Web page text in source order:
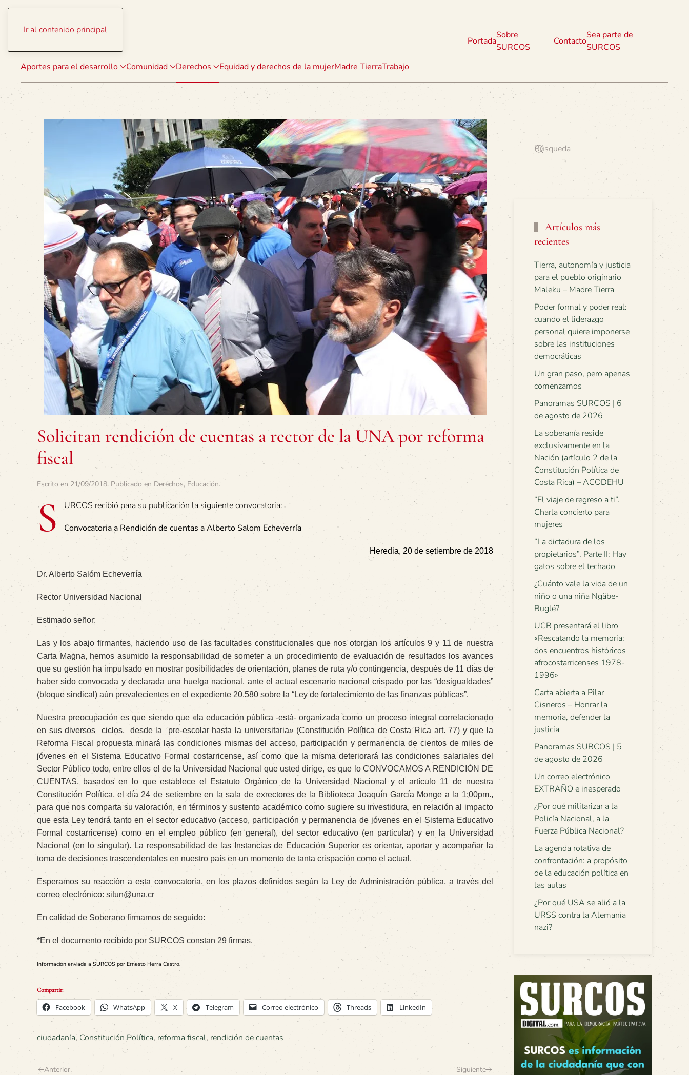
Ir al contenido principal
Aportes para el desarrollo Comunidad Derechos Equidad y derechos de la mujerMadre TierraTrabajo
Portada
Sobre
SURCOS
Contacto
Sea parte de
SURCOS
Solicitan rendición de cuentas a rector de la UNA por reforma
fiscal
Escrito en 21/09/2018. Publicado en Derechos, Educación.
S
URCOS recibió para su publicación la siguiente convocatoria:
Convocatoria a Rendición de cuentas a Alberto Salom Echeverría
Heredia, 20 de setiembre de 2018
Dr. Alberto Salóm Echeverría
Rector Universidad Nacional
Estimado señor:
Las y los abajo firmantes, haciendo uso de las facultades constitucionales que nos otorgan los artículos 9 y 11 de nuestra
Carta Magna, hemos asumido la responsabilidad de someter a un procedimiento de evaluación de resultados los avances
que su gestión ha impulsado en mostrar posibilidades de orientación, planes de ruta y/o contingencia, después de 11 días de
haber sido convocada y declarada una huelga nacional, ante el actual escenario nacional crispado por las “desigualdades”
(bloque sindical) aún prevalecientes en el expediente 20.580 sobre la “Ley de fortalecimiento de las finanzas públicas”.
Nuestra preocupación es que siendo que «la educación pública-está- organizada como un proceso integral correlacionado
en sus diversos
ciclos, desde la pre-escolar hasta la universitaria» (Constitución Política de Costa Rica art. 77) y que la
Reforma Fiscal propuesta minará las condiciones mismas del acceso, participación y permanencia de cientos de miles de
jóvenes en el Sistema Educativo Formal costarricense, así como que la misma deteriorará las condiciones salariales del
Sector Público todo, entre ellos el de la Universidad Nacional que usted dirige, es que lo CONVOCAMOS A RENDICIÓN DE
CUENTAS, basados en lo que establece el Estatuto Orgánico de la Universidad Nacional y el artículo 11 de nuestra
Constitución Política, el día 24 de setiembre en la sala de exrectores de la Biblioteca Joaquín García Monge a la 1:00pm.,
para que nos comparta su valoración, en términos y sustento académico como sugiere su investidura, en relación al impacto
que esta Ley tendrá tanto en el sector educativo (acceso, participación y permanencia de jóvenes en el Sistema Educativo
Formal costarricense) como en el empleo público (en general), del sector educativo (en particular) y en la Universidad
Nacional (en lo singular). La responsabilidad de las Instancias de Educación Superior es orientar, aportar y acompañar la
toma de decisiones trascendentales en nuestro país en un momento de tanta crispación como el actual.
Esperamos su reacción a esta convocatoria, en los plazos definidos según la Ley de Administración pública, a través del
correo electrónico: situn@una.cr
En calidad de Soberano firmamos de seguido:
*En el documento recibido por SURCOS constan 29 firmas.
Información enviada a SURCOS por Ernesto Herra Castro.
Compartir:
Facebook WhatsApp X Telegram Correo electrónico Threads LinkedIn
ciudadanía, Constitución Política, reforma fiscal, rendición de cuentas
Anterior Siguiente
Artículos más
recientes
Tierra, autonomía y justicia
para el pueblo originario
Maleku – Madre Tierra
Poder formal y poder real:
cuando el liderazgo
personal quiere imponerse
sobre las instituciones
democráticas
Un gran paso, pero apenas
comenzamos
Panoramas SURCOS | 6
de agosto de 2026
La soberanía reside
exclusivamente en la
Nación (artículo 2 de la
Constitución Política de
Costa Rica) – ACODEHU
“El viaje de regreso a ti”.
Charla concierto para
mujeres
“La dictadura de los
propietarios”. Parte II: Hay
gatos sobre el techado
¿Cuánto vale la vida de un
niño o una niña Ngäbe-
Buglé?
UCR presentará el libro
«Rescatando la memoria:
dos encuentros históricos
afrocostarricenses 1978-
1996»
Carta abierta a Pilar
Cisneros – Honrar la
memoria, defender la
justicia
Panoramas SURCOS | 5
de agosto de 2026
Un correo electrónico
EXTRAÑO e inesperado
¿Por qué militarizar a la
Policía Nacional, a la
Fuerza Pública Nacional?
La agenda rotativa de
confrontación: a propósito
de la educación política en
las aulas
¿Por qué USA se alió a la
URSS contra la Alemania
nazi?